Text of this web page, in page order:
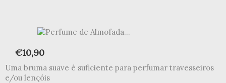
€10,90
Uma bruma suave é suficiente para perfumar travesseiros
e/ou lençóis